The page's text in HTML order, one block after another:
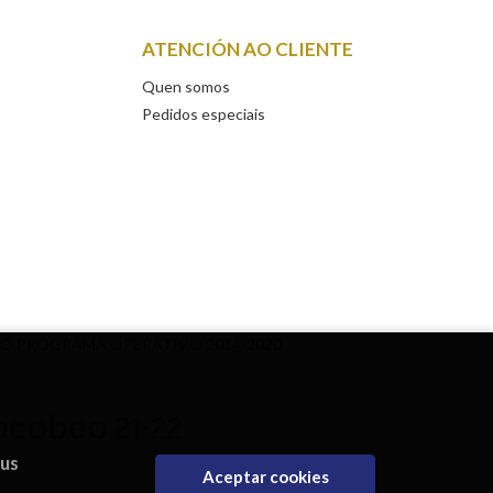
ATENCIÓN AO CLIENTE
Quen somos
Pedidos especiais
Aceptar cookies